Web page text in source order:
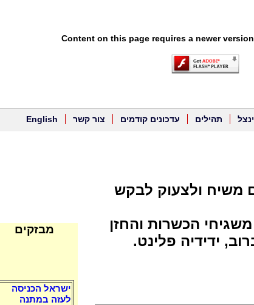
Content on this page requires a newer
תהילים עדכונים קודמים צור קשר English
משיח ולצעוק לבקש
הכשרות והחזן
ידידיה פלינט.
מבזקים
ישראל הכניסה
לעזה במתנה